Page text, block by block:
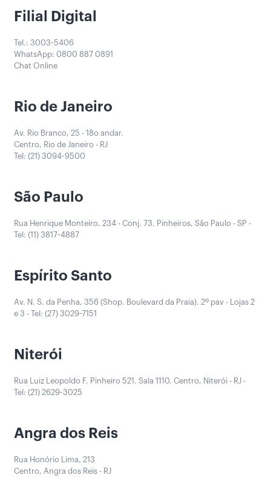
Filial Digital
Tel.: 3003-5406
WhatsApp: 0800 887 0891
Chat Online
Rio de Janeiro
Av. Rio Branco, 25 - 18o andar.
Centro, Rio de Janeiro - RJ
Tel: (21) 3094-9500
São Paulo
Rua Henrique Monteiro, 234 - Conj. 73. Pinheiros, São Paulo - SP -
Tel: (11) 3817-4887
Espírito Santo
Av. N. S. da Penha, 356 (Shop. Boulevard da Praia). 2º pav - Lojas 2
e 3 - Tel: (27) 3029-7151
Niterói
Rua Luiz Leopoldo F. Pinheiro 521. Sala 1110. Centro, Niterói - RJ -
Tel: (21) 2629-3025
Angra dos Reis
Rua Honório Lima, 213
Centro, Angra dos Reis - RJ